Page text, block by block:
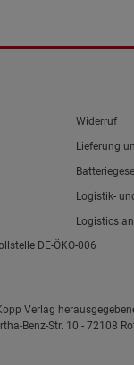
Widerruf
Lieferung
Logistik-
Logistics
DE-ÖKO-006
Verlag
Benz-Str. 10 - 72108